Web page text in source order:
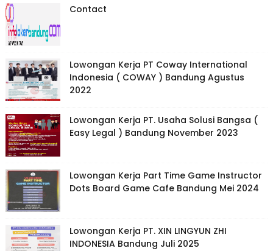
Contact
Lowongan Kerja PT Coway International
Indonesia ( COWAY ) Bandung Agustus
2022
Lowongan Kerja PT. Usaha Solusi Bangsa (
Easy Legal ) Bandung November 2023
Lowongan Kerja Part Time Game Instructor
Dots Board Game Cafe Bandung Mei 2024
Lowongan Kerja PT. XIN LINGYUN ZHI
INDONESIA Bandung Juli 2025